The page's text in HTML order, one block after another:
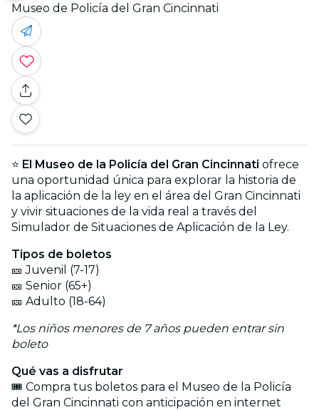
Museo de Policía del Gran Cincinnati
⭐ El Museo de la Policía del Gran Cincinnati ofrece
una oportunidad única para explorar la historia de
la aplicación de la ley en el área del Gran Cincinnati
y vivir situaciones de la vida real a través del
Simulador de Situaciones de Aplicación de la Ley.
Tipos de boletos
🎫 Juvenil (7-17)
🎫 Senior (65+)
🎫 Adulto (18-64)
*Los niños menores de 7 años pueden entrar sin
boleto
Qué vas a disfrutar
🎟️ Compra tus boletos para el Museo de la Policía
del Gran Cincinnati con anticipación en internet